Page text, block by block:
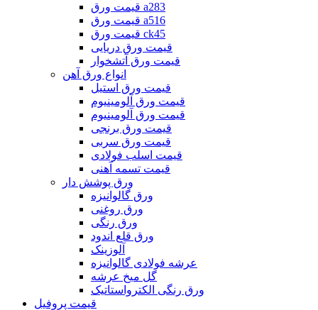
قیمت ورق a283
قیمت ورق a516
قیمت ورق ck45
قیمت ورق دریایی
قیمت ورق آتشخوار
انواع ورق آهن
قیمت ورق استیل
قیمت ورق آلومینیوم
قیمت ورق آلومینیوم
قیمت ورق برنجی
قیمت ورق سربی
قیمت اسلب فولادی
قیمت تسمه آهنی
ورق پوشش دار
ورق گالوانیزه
ورق روغنی
ورق رنگی
ورق قلع اندود
آلوزینک
عرشه فولادی گالوانیزه
گل میخ عرشه
ورق رنگی الکترواستاتیک
قیمت پروفیل